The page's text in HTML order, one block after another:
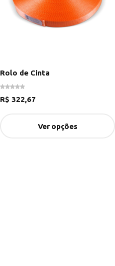
Rolo de Cinta
R$ 322,67
Ver opções